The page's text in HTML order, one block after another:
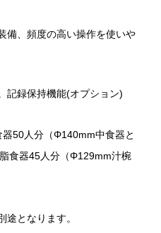
備、頻度の高い操作を使いや
記録保持機能(オプション)
50人分（Φ140mm中食器と
食器45人分（Φ129mm汁椀
となります。